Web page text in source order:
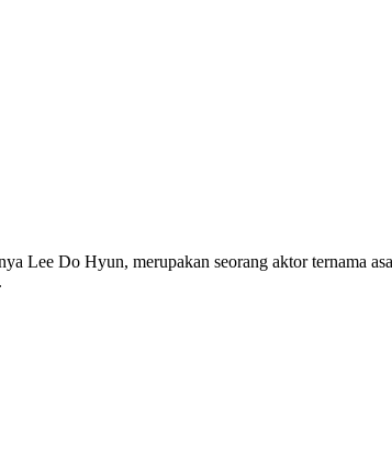
Lee Do Hyun, merupakan seorang aktor ternama